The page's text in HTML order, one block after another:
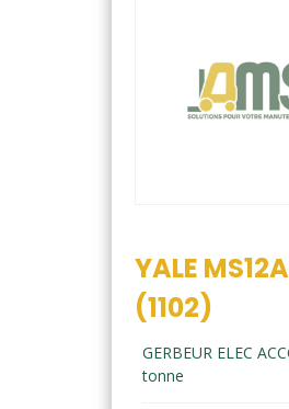
YALE
(1102)
GERBEUR ELEC
tonne